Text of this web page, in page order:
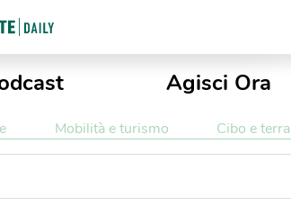
Agisci Ora
Mobilità e turismo Cibo e terra